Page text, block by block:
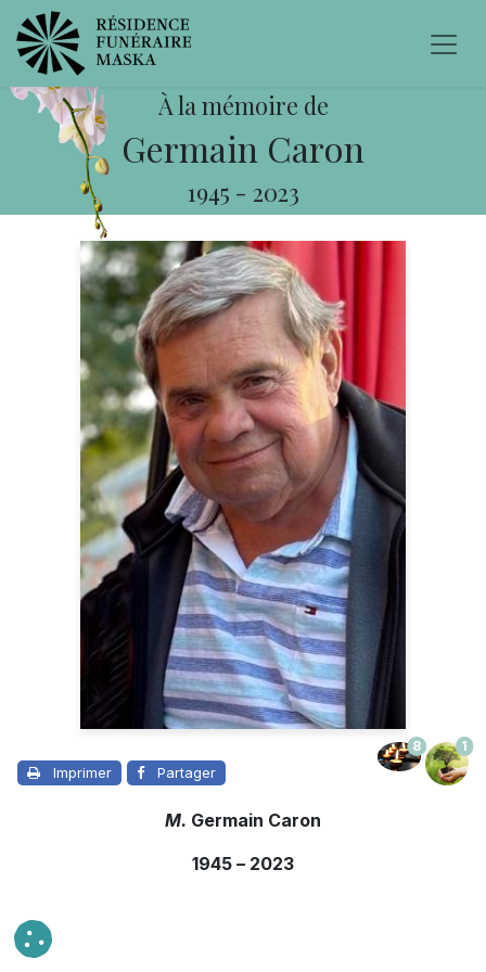
À la mémoire de
Germain Caron
1945 - 2023
Imprimer Partager
8 1
M. Germain Caron
1945 – 2023